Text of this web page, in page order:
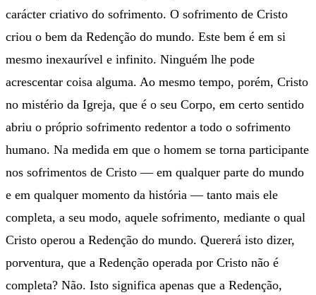
carácter criativo do sofrimento. O sofrimento de Cristo
criou o bem da Redenção do mundo. Este bem é em si
mesmo inexaurível e infinito. Ninguém lhe pode
acrescentar coisa alguma. Ao mesmo tempo, porém, Cristo
no mistério da Igreja, que é o seu Corpo, em certo sentido
abriu o próprio sofrimento redentor a todo o sofrimento
humano. Na medida em que o homem se torna participante
nos sofrimentos de Cristo — em qualquer parte do mundo
e em qualquer momento da história — tanto mais ele
completa, a seu modo, aquele sofrimento, mediante o qual
Cristo operou a Redenção do mundo. Quererá isto dizer,
porventura, que a Redenção operada por Cristo não é
completa? Não. Isto significa apenas que a Redenção,